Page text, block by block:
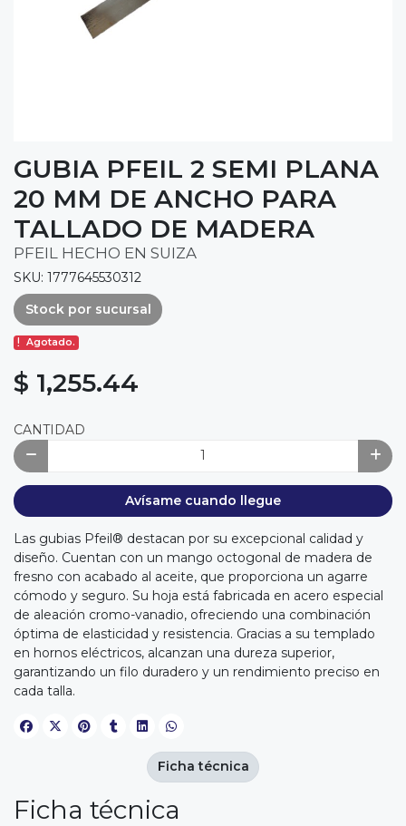
GUBIA PFEIL 2 SEMI PLANA
20 MM DE ANCHO PARA
TALLADO DE MADERA
PFEIL HECHO EN SUIZA
SKU: 1777645530312
Stock por sucursal
Agotado.
$ 1,255.44
CANTIDAD
Avísame cuando llegue
Las gubias Pfeil® destacan por su excepcional calidad y
diseño. Cuentan con un mango octogonal de madera de
fresno con acabado al aceite, que proporciona un agarre
cómodo y seguro. Su hoja está fabricada en acero especial
de aleación cromo-vanadio, ofreciendo una combinación
óptima de elasticidad y resistencia. Gracias a su templado
en hornos eléctricos, alcanzan una dureza superior,
garantizando un filo duradero y un rendimiento preciso en
cada talla.
Ficha técnica
Ficha técnica